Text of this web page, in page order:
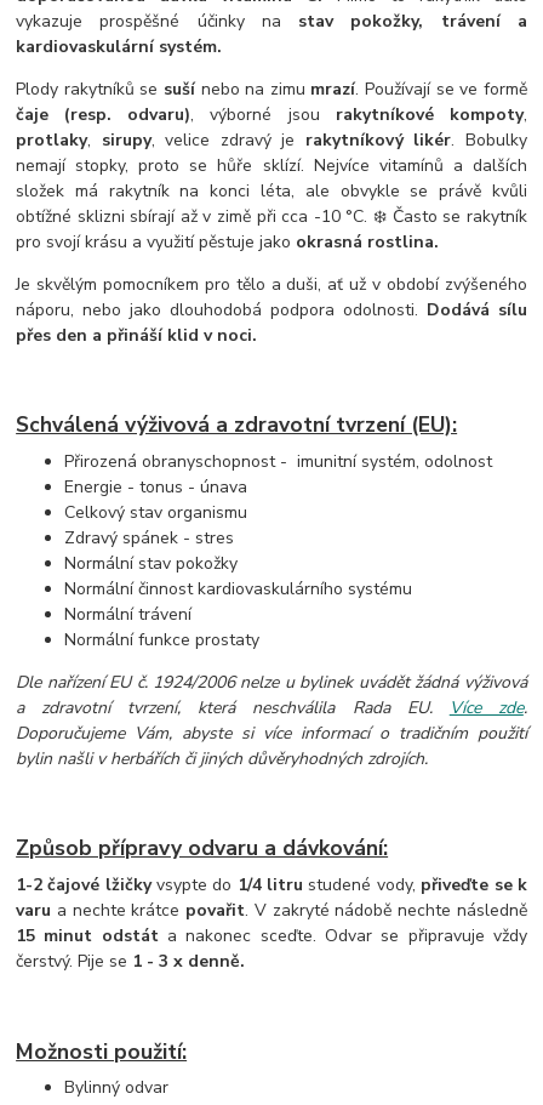
vykazuje prospěšné účinky na stav pokožky, trávení a
kardiovaskulární systém.
Plody rakytníků se suší nebo na zimu mrazí. Používají se ve formě
čaje (resp. odvaru), výborné jsou rakytníkové kompoty,
protlaky, sirupy, velice zdravý je rakytníkový likér. Bobulky
nemají stopky, proto se hůře sklízí. Nejvíce vitamínů a dalších
složek má rakytník na konci léta, ale obvykle se právě kvůli
obtížné sklizni sbírají až v zimě při cca -10 °C. ❄️ Často se rakytník
pro svojí krásu a využití pěstuje jako okrasná rostlina.
Je skvělým pomocníkem pro tělo a duši, ať už v období zvýšeného
náporu, nebo jako dlouhodobá podpora odolnosti. Dodává sílu
přes den a přináší klid v noci.
Schválená výživová a zdravotní tvrzení (EU):
Přirozená obranyschopnost - imunitní systém, odolnost
Energie - tonus - únava
Celkový stav organismu
Zdravý spánek - stres
Normální stav pokožky
Normální činnost kardiovaskulárního systému
Normální trávení
Normální funkce prostaty
Dle nařízení EU č. 1924/2006 nelze u bylinek uvádět žádná výživová
a zdravotní tvrzení, která neschválila Rada EU.
Více zde.
Doporučujeme Vám, abyste si více informací o tradičním použití
bylin našli v herbářích či jiných důvěryhodných zdrojích.
Způsob přípravy odvaru a dávkování:
1-2 čajové lžičkyvsypte do 1/4 litru studené vody, přiveďte se k
varu a nechte krátce povařit. V zakryté nádobě nechte následně
15 minut odstáta nakonec sceďte. Odvar se připravuje vždy
čerstvý. Pije se 1 - 3 x denně.
Možnosti použití:
Bylinný odvar